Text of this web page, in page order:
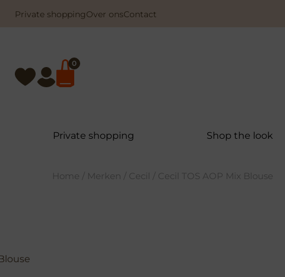
Private shoppingOver onsContact
0
Private shopping Shop the look
Home / Merken / Cecil / Cecil TOS AOP Mix Blouse